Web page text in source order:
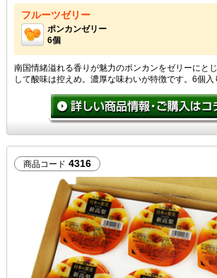
フルーツゼリー
ポンカンゼリー
6個
南国情緒溢れる香りが魅力のポンカンをゼリーにと
して酸味は控えめ。濃厚な味わいが特徴です。6個入
商品コード 4316